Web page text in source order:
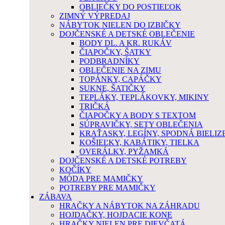
OBLIEČKY DO POSTIEĽOK
ZIMNÝ VÝPREDAJ
NÁBYTOK NIELEN DO IZBIČKY
DOJČENSKÉ A DETSKÉ OBLEČENIE
BODY DL. A KR. RUKÁV
ČIAPOČKY, ŠATKY
PODBRADNÍKY
OBLEČENIE NA ZIMU
TOPÁNKY, CAPÁČKY
SUKNE, ŠATIČKY
TEPLÁKY, TEPLÁKOVKY, MIKINY
TRIČKÁ
ČIAPOČKY A BODY S TEXTOM
SÚPRAVIČKY, SETY OBLEČENIA
KRAŤASKY, LEGÍNY, SPODNÁ
KOŠIEĽKY, KABÁTIKY, TIELKA
OVERÁLKY, PYŽAMKÁ
DOJČENSKÉ A DETSKÉ POTREBY
KOČÍKY
MÓDA PRE MAMIČKY
POTREBY PRE MAMIČKY
ZÁBAVA
HRAČKY A NÁBYTOK NA ZÁHRADU
HOJDAČKY, HOJDACIE KONE